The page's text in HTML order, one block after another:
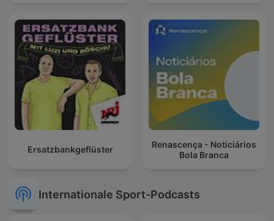
Ersatzbankgeflüster
Renascença - Noticiários
Bola Branca
Internationale Sport-Podcasts